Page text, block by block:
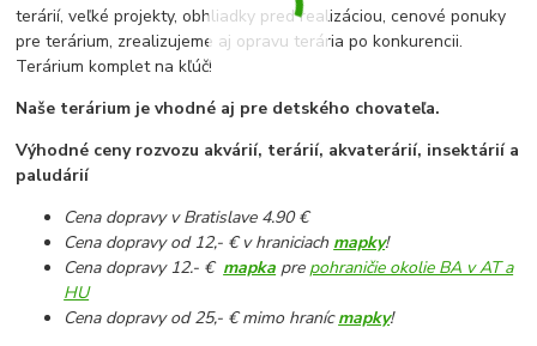
terárií, veľké projekty, obhliadky pred realizáciou, cenové ponuky
pre terárium, zrealizujeme aj opravu terária po konkurencii.
Terárium komplet na kľúč!
Naše terárium je vhodné aj pre detského chovateľa.
Výhodné ceny rozvozu akvárií, terárií, akvaterárií, insektárií a
paludárií
Cena dopravy v Bratislave 4.90 €
Cena dopravy od 12,- € v hraniciach mapky!
Cena dopravy 12.- € mapka pre pohraničie okolie BA v AT a
HU
Cena dopravy od 25,- € mimo hranícmapky!